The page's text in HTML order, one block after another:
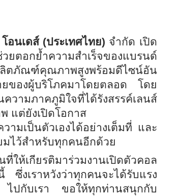
อนเดส์ (ประเทศไทย) จำกัด เปิด
ยตอกย้ำความสำเร็จของแบรนด์
ลิตภัณฑ์คุณภาพสูงพร้อมดีไซน์อัน
ของผู้บริโภคมาโดยตลอด โดย
วามภาคภูมิใจที่ได้รังสรรค์เลนส์
แต่ยังเปิดโอกาส
มเป็นตัวเองได้อย่างเต็มที่ และ
มไว้สำหรับทุกคนอีกด้วย
ห้เกียรติมาร่วมงานเปิดตัวคอล
ซึ่งเราหวังว่าทุกคนจะได้รับแรง
ไปกับเรา ขอให้ทุกท่านสนุกกับ